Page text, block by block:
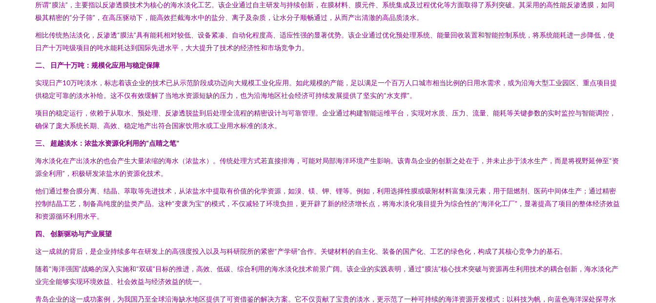
所谓“膜法”，主要指以反渗透膜技术为核心的海水淡化工艺。该企业通过自主研发与持续创新，在膜材料、膜元件、系统集成及过程优化等方面取得了系列突破。其采用的高性能反渗透膜，如同
极其精密的“分子筛”，在高压驱动下，能高效拦截海水中的盐分、离子及杂质，让水分子顺畅通过，从而产出清澈的高品质淡水。
相比传统热法淡化，反渗透“膜法”具有能耗相对较低、设备紧凑、自动化程度高、适应性强的显著优势。该企业通过优化预处理系统、能量回收装置和智能控制系统，将系统能耗进一步降低，使
日产十万吨级项目的吨水能耗达到国际先进水平，大大提升了技术的经济性和市场竞争力。
二、 日产十万吨：规模化应用与稳定保障
实现日产10万吨淡水，标志着该企业的技术已从示范阶段成功迈向大规模工业化应用。如此规模的产能，足以满足一个百万人口城市相当比例的日用水需求，或为沿海大型工业园区、重点项目提
供稳定可靠的淡水补给。这不仅有效缓解了当地水资源短缺的压力，也为沿海地区社会经济可持续发展提供了坚实的“水支撑”。
项目的稳定运行，依赖于从取水、预处理、反渗透脱盐到后处理全流程的精密设计与可靠管理。企业通过构建智能运维平台，实现对水质、压力、流量、能耗等关键参数的实时监控与智能调控，
确保了庞大系统长期、高效、稳定地产出符合国家饮用水或工业用水标准的淡水。
三、 超越淡水：浓盐水资源化利用的“点睛之笔”
海水淡化在产出淡水的也会产生大量浓缩的海水（浓盐水）。传统处理方式若直接排海，可能对局部海洋环境产生影响。该青岛企业的创新之处在于，并未止步于淡水生产，而是将视野延伸至“资
源全利用”，积极研发浓盐水的资源化技术。
他们通过整合膜分离、结晶、萃取等先进技术，从浓盐水中提取有价值的化学资源，如溴、镁、钾、锂等。例如，利用选择性膜或吸附材料富集溴元素，用于阻燃剂、医药中间体生产；通过精密
控制结晶工艺，制备高纯度的盐类产品。这种“变废为宝”的模式，不仅减轻了环境负担，更开辟了新的经济增长点，将海水淡化项目提升为综合性的“海洋化工厂”，显著提高了项目的整体经济效益
和资源循环利用水平。
四、 创新驱动与产业展望
这一成就的背后，是企业持续多年在研发上的高强度投入以及与科研院所的紧密“产学研”合作。关键材料的自主化、装备的国产化、工艺的绿色化，构成了其核心竞争力的基石。
随着“海洋强国”战略的深入实施和“双碳”目标的推进，高效、低碳、综合利用的海水淡化技术前景广阔。该企业的实践表明，通过“膜法”核心技术突破与资源再生利用技术的耦合创新，海水淡化产
业完全能够实现环境效益、社会效益与经济效益的统一。
青岛企业的这一成功案例，为我国乃至全球沿海缺水地区提供了可资借鉴的解决方案。它不仅贡献了宝贵的淡水，更示范了一种可持续的海洋资源开发模式：以科技为帆，向蓝色海洋深处探寻水